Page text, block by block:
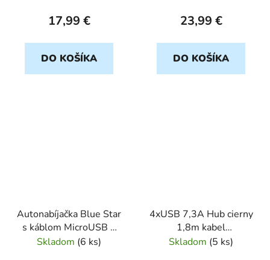
17,99 €
DO KOŠÍKA
23,99 €
DO KOŠÍKA
Autonabíjačka Blue Star
s káblom MicroUSB +
zásuvka USB 3A - Blue
Skladom (6 ks)
4xUSB 7,3A Hub cierny
1,8m kabel
(CL_ADAPT)
Skladom (5 ks)